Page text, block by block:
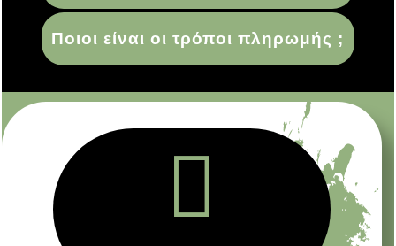
Ποιοι είναι οι τρόποι πληρωμής ;
